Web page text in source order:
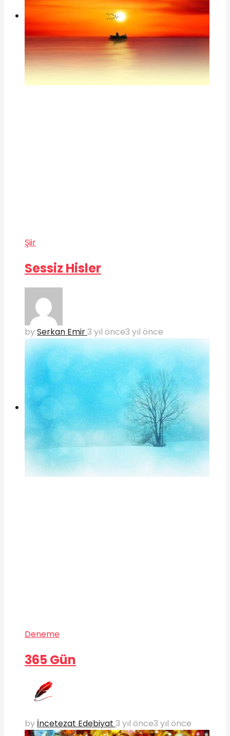
Şiir
Sessiz Hisler
bySerkan Emir3 yıl önce3 yıl önce
Deneme
365 Gün
by İncetezat Edebiyat 3 yıl önce3 yıl önce